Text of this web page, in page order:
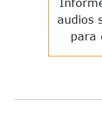
audios
para